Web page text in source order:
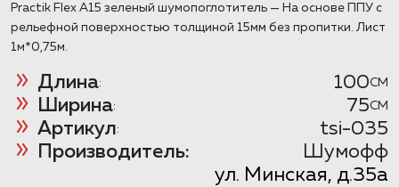
Practik Flex А15 зеленый шумопоглотитель — На основе ППУ с
рельефной поверхностью толщиной 15мм без пропитки. Лист
1м*0,75м.
Длина: 100CM
Ширина: 75CM
Артикул:
tsi-035
Производитель:
Шумофф
ул. Минская, д.35а